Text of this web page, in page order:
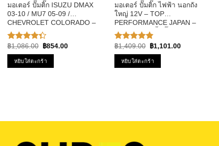
มอเตอร์ ปั๊มติ๊ก ISUZU DMAX
03-10 / MU7 05-09 /
CHEVROLET COLORADO –
TOP PERFORMANCE JAPAN
– TPFI-201 – ปั้มติ๊ก ดีแม็ก
ให้
คะแนน
4.33
ตั้งแต่ 1-5
฿1,086.00
Original
was:
฿1,086.00.
฿854.00Current
หยิบใส่ตะกร้า
มอเตอร์ ปั๊มติ๊ก ไฟฟ้า นอกถัง
ใหญ่ 12V – TOP
PERFORMANCE JAPAN –
TPFB-304 – ปั้มติ๊ก BOSCH
ดัดแปลงใส่รถได้ทุกยี่ห้อ
ให้คะแนน
4.86ตั้งแต่
1-5
คะแนน
฿1,409.00
Original
price
was:
฿1,409.00.
฿1,101.00Current
หยิบใส่ตะกร้า